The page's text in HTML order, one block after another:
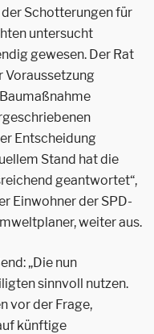
Schotterungen für
untersucht
gewesen. Der Rat
Voraussetzung
Entscheidung
Stand hat die
geantwortet“,
Einwohner der SPD-
weiter aus.
„Die nun
sinnvoll nutzen.
vor der Frage,
künftige